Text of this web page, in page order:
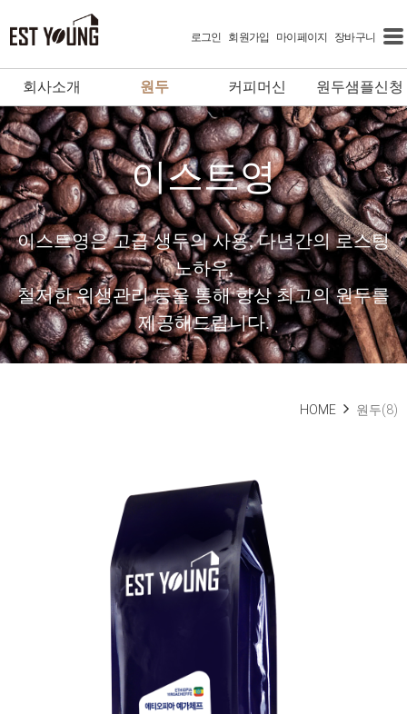
로그인 회원가입 마이페이지 장바구니
회사소개 원두 커피머신 원두샘플신청
이스트영
이스트영은 고급 생두의 사용, 다년간의 로스팅
노하우,
철저한 위생관리 등을 통해 항상 최고의 원두를
제공해드립니다.
HOME 원두(8)